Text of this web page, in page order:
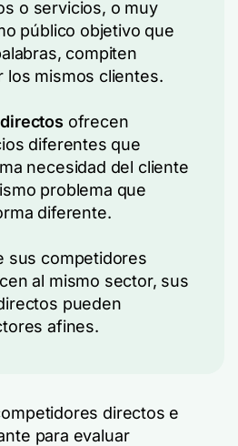
o servicios, o muy
público objetivo que
compiten
los mismos clientes.
ofrecen
diferentes que
necesidad del cliente
problema que
diferente.
sus competidores
al mismo sector, sus
pueden
afines.
directos e
para evaluar